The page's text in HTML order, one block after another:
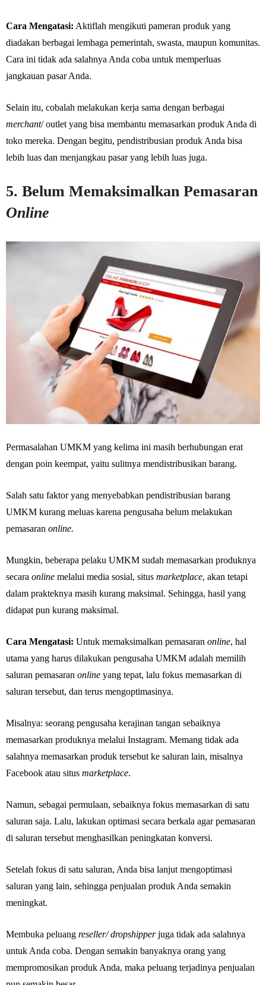
Cara Mengatasi: Aktiflah mengikuti pameran produk yang
diadakan berbagai lembaga pemerintah, swasta, maupun komunitas.
Cara ini tidak ada salahnya Anda coba untuk memperluas
jangkauan pasar Anda.
Selain itu, cobalah melakukan kerja sama dengan berbagai
merchant/ outlet yang bisa membantu memasarkan produk Anda di
toko mereka. Dengan begitu, pendistribusian produk Anda bisa
lebih luas dan menjangkau pasar yang lebih luas juga.
5. Belum Memaksimalkan Pemasaran
Online
Permasalahan UMKM yang kelima ini masih berhubungan erat
dengan poin keempat, yaitu sulitnya mendistribusikan barang.
Salah satu faktor yang menyebabkan pendistribusian barang
UMKM kurang meluas karena pengusaha belum melakukan
pemasaran online.
Mungkin, beberapa pelaku UMKM sudah memasarkan produknya
secara online melalui media sosial, situs marketplace, akan tetapi
dalam prakteknya masih kurang maksimal. Sehingga, hasil yang
didapat pun kurang maksimal.
Cara Mengatasi: Untuk memaksimalkan pemasaran online, hal
utama yang harus dilakukan pengusaha UMKM adalah memilih
saluran pemasaran online yang tepat, lalu fokus memasarkan di
saluran tersebut, dan terus mengoptimasinya.
Misalnya: seorang pengusaha kerajinan tangan sebaiknya
memasarkan produknya melalui Instagram. Memang tidak ada
salahnya memasarkan produk tersebut ke saluran lain, misalnya
Facebook atau situs marketplace.
Namun, sebagai permulaan, sebaiknya fokus memasarkan di satu
saluran saja. Lalu, lakukan optimasi secara berkala agar pemasaran
di saluran tersebut menghasilkan peningkatan konversi.
Setelah fokus di satu saluran, Anda bisa lanjut mengoptimasi
saluran yang lain, sehingga penjualan produk Anda semakin
meningkat.
Membuka peluang reseller/ dropshipperjuga tidak ada salahnya
untuk Anda coba. Dengan semakin banyaknya orang yang
mempromosikan produk Anda, maka peluang terjadinya penjualan